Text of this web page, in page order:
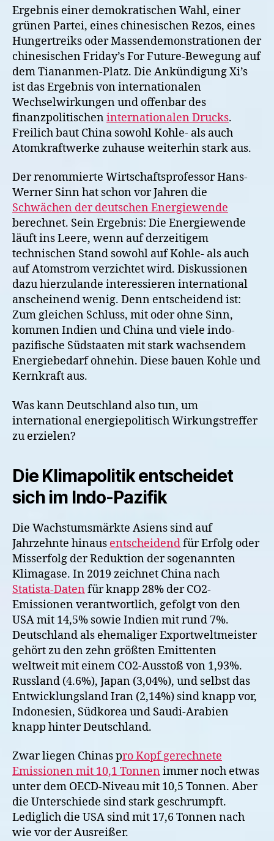
Ergebnis einer demokratischen Wahl, einer
grünen Partei, eines chinesischen Rezos, eines
Hungertreiks oder Massendemonstrationen der
chinesischen Friday’s For Future-Bewegung auf
dem Tiananmen-Platz. Die Ankündigung Xi’s
ist das Ergebnis von internationalen
Wechselwirkungen und offenbar des
finanzpolitischeninternationalen Drucks.
Freilich baut China sowohl Kohle- als auch
Atomkraftwerke zuhause weiterhin stark aus.
Der renommierte Wirtschaftsprofessor Hans-
Werner Sinn hat schon vor Jahren die
Schwächen der deutschen Energiewende
berechnet. Sein Ergebnis: Die Energiewende
läuft ins Leere, wenn auf derzeitigem
technischen Stand sowohl auf Kohle- als auch
auf Atomstrom verzichtet wird. Diskussionen
dazu hierzulande interessieren international
anscheinend wenig. Denn entscheidend ist:
Zum gleichen Schluss, mit oder ohne Sinn,
kommen Indien und China und viele indo-
pazifische Südstaaten mit stark wachsendem
Energiebedarf ohnehin. Diese bauen Kohle und
Kernkraft aus.
Was kann Deutschland also tun, um
international energiepolitisch Wirkungstreffer
zu erzielen?
Die Klimapolitik entscheidet
sich im Indo-Pazifik
Die Wachstumsmärkte Asiens sind auf
Jahrzehnte hinaus entscheidendfür Erfolg oder
Misserfolg der Reduktion der sogenannten
Klimagase. In 2019 zeichnet China nach
Statista-Daten für knapp 28% der CO2-
Emissionen verantwortlich, gefolgt von den
USA mit 14,5% sowie Indien mit rund 7%.
Deutschland als ehemaliger Exportweltmeister
gehört zu den zehn größten Emittenten
weltweit mit einem CO2-Ausstoß von 1,93%.
Russland (4.6%), Japan (3,04%), und selbst das
Entwicklungsland Iran (2,14%) sind knapp vor,
Indonesien, Südkorea und Saudi-Arabien
knapp hinter Deutschland.
Zwar liegen Chinas pro Kopf gerechnete
Emissionen mit 10,1 Tonnenimmer noch etwas
unter dem OECD-Niveau mit 10,5 Tonnen. Aber
die Unterschiede sind stark geschrumpft.
Lediglich die USA sind mit 17,6 Tonnen nach
wie vor der Ausreißer.